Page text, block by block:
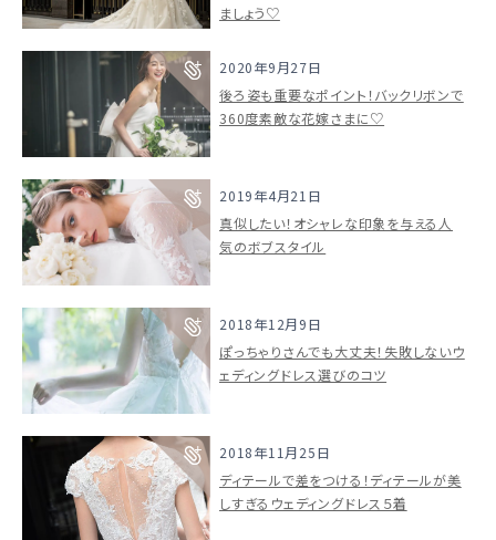
結婚式場を探す
ましょう♡
2020年9月27日
後ろ姿も重要なポイント！バックリボンで
360度素敵な花嫁さまに♡
2019年4月21日
真似したい！オシャレな印象を与える人
気のボブスタイル
2018年12月9日
ぽっちゃりさんでも大丈夫！失敗しないウ
ェディングドレス選びのコツ
2018年11月25日
ディテールで差をつける！ディテールが美
しすぎるウェディングドレス５着